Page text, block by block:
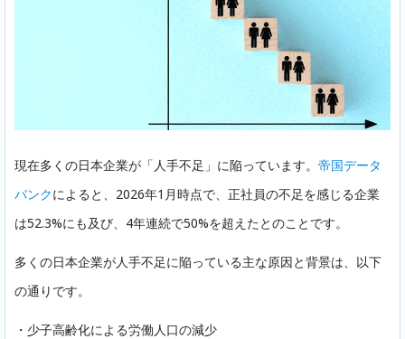
現在多くの日本企業が「人手不足」に陥っています。 帝国データ
バンクによると、2026年1月時点で、正社員の不足を感じる企業
は52.3%にも及び、4年連続で50%を超えたとのことです。
多くの日本企業が人手不足に陥っている主な原因と背景は、以下
の通りです。
・少子高齢化による労働人口の減少